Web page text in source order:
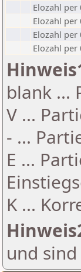
Elozahl per
Elozahl per
Elozahl per
Elozahl per
blank ...
V ...
- ...
E ...
K ...
und